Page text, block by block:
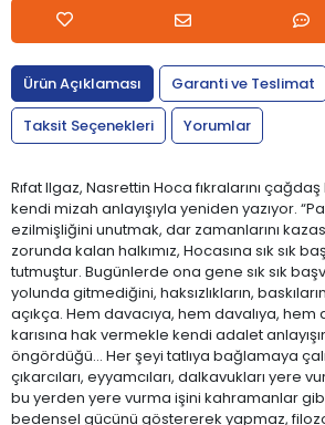
Ürün Açıklaması
Garanti ve Teslimat
Taksit Seçenekleri
Yorumlar
Rıfat Ilgaz, Nasrettin Hoca fıkralarını
kendi mizah anlayışıyla yeniden yazıyor.
ezilmişliğini unutmak, dar zamanlarını
zorunda kalan halkımız, Hocasına sık sık
tutmuştur. Bugünlerde ona gene sık sık
yolunda gitmediğini, haksızlıkların,
açıkça. Hem davacıya, hem davalıya,
karısına hak vermekle kendi adalet
öngördüğü… Her şeyi tatlıya bağlamaya
çıkarcıları, eyyamcıları, dalkavukları yere
bu yerden yere vurma işini kahramanlar
bedensel gücünü göstererek yapmaz,